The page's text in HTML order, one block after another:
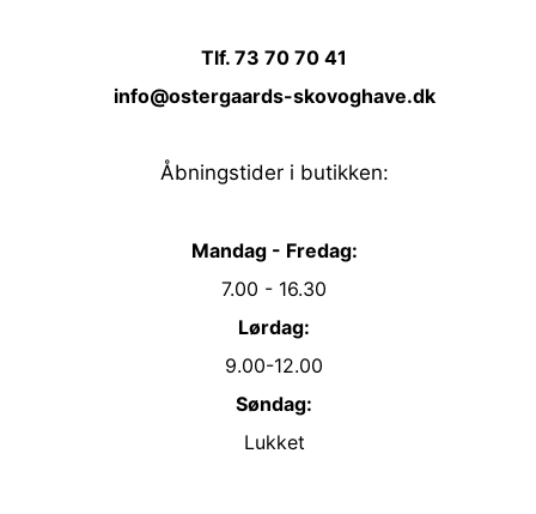
Tlf. 73 70 70 41
info@ostergaards-skovoghave.dk
Åbningstider i butikken:
Mandag - Fredag:
7.00 - 16.30
Lørdag:
9.00-12.00
Søndag:
Lukket